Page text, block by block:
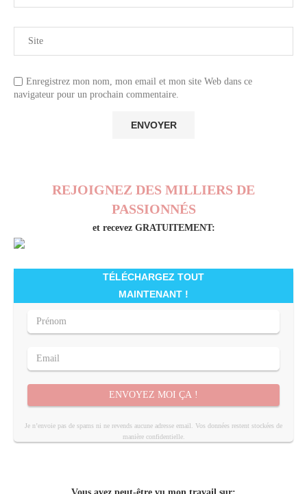
Enregistrez mon nom, mon email et mon site Web dans ce
navigateur pour un prochain commentaire.
REJOIGNEZ DES MILLIERS DE
PASSIONNÉS
et recevez GRATUITEMENT:
TÉLÉCHARGEZ TOUT
MAINTENANT !
ENVOYEZ MOI ÇA !
Je n’envoie pas de spams ni ne revends aucune adresse email. Vos données restent stockées de
manière confidentielle.